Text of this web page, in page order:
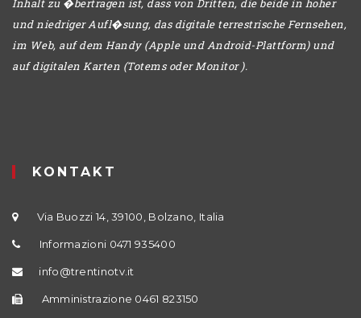
und niedriger Aufl�sung, das digitale terrestrische Fernsehen,
im Web, auf dem Handy (Apple und Android-Plattform) und
auf digitalen Karten (Totems oder Monitor ).
KONTAKT
Via Buozzi 14, 39100, Bolzano, Italia
Informazioni 0471 935400
info@trentinotv.it
Amministrazione 0461 823150